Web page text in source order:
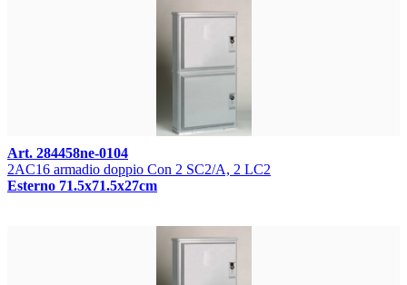
Art. 284458ne-0104
2AC16 armadio doppio Con 2 SC2/A, 2 LC2
Esterno 71.5x71.5x27cm